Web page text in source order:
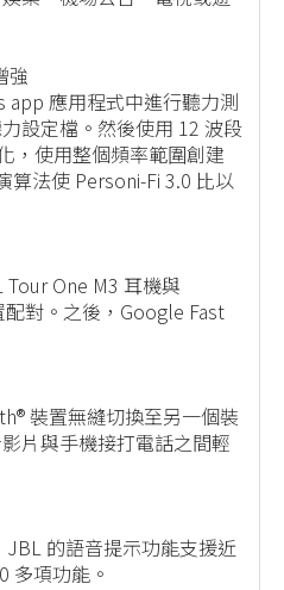
強
應用程式中進行聽力測
設定檔。然後使用 12 波段
，使用整個頻率範圍創建
算法使 Personi-Fi 3.0 比以
One M3 耳機與
對。之後，Google Fast
裝置無縫切換至另一個裝
片與手機接打電話之間輕
的語音提示功能支援近
多項功能。